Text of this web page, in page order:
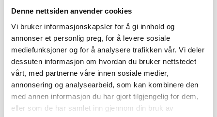
Denne nettsiden anvender cookies
Vi bruker informasjonskapsler for å gi innhold og
annonser et personlig preg, for å levere sosiale
mediefunksjoner og for å analysere trafikken vår. Vi deler
dessuten informasjon om hvordan du bruker nettstedet
vårt, med partnerne våre innen sosiale medier,
annonsering og analysearbeid, som kan kombinere den
med annen informasjon du har gjort tilgjengelig for dem,
eller som de har samlet inn gjennom din bruk av
BySvein Lund
28.02.2013 04:06| Sist oppdatert: 25.12.2022 08:51
Les innlegget her.